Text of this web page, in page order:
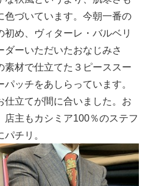
色づいています。今朝一番の
め、ヴィターレ・バルベリ
ダーいただいたおなじみさ
素材で仕立てた３ピーススー
ッチをあしらっています。
仕立てが間に合いました。お
主もカシミア100％のステフ
チリ。